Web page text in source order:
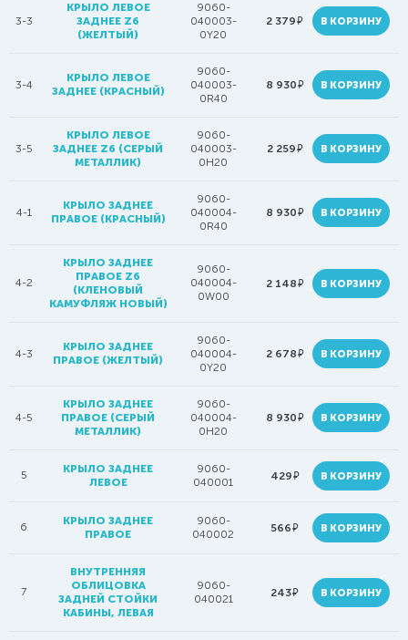
3-3
КРЫЛО ЛЕВОЕ
ЗАДНЕЕ Z6
(ЖЕЛТЫЙ)
9060-
040003-
0Y20
2 379руб. В КОРЗИНУ
3-4
КРЫЛО ЛЕВОЕ
ЗАДНЕЕ (КРАСНЫЙ)
9060-
040003-
0R40
8 930руб. В КОРЗИНУ
3-5
КРЫЛО ЛЕВОЕ
ЗАДНЕЕ Z6 (СЕРЫЙ
МЕТАЛЛИК)
9060-
040003-
0H20
2 259руб. В КОРЗИНУ
4-1
КРЫЛО ЗАДНЕЕ
ПРАВОЕ (КРАСНЫЙ)
9060-
040004-
0R40
8 930руб. В КОРЗИНУ
4-2
КРЫЛО ЗАДНЕЕ
ПРАВОЕ Z6
(КЛЕНОВЫЙ
КАМУФЛЯЖ НОВЫЙ)
9060-
040004-
0W00
2 148руб. В КОРЗИНУ
4-3
КРЫЛО ЗАДНЕЕ
ПРАВОЕ (ЖЕЛТЫЙ)
9060-
040004-
0Y20
2 678руб. В КОРЗИНУ
4-5
КРЫЛО ЗАДНЕЕ
ПРАВОЕ (СЕРЫЙ
МЕТАЛЛИК)
9060-
040004-
0H20
8 930руб. В КОРЗИНУ
5
КРЫЛО ЗАДНЕЕ
ЛЕВОЕ
9060-
040001
429руб. В КОРЗИНУ
6
КРЫЛО ЗАДНЕЕ
ПРАВОЕ
9060-
040002
566руб. В КОРЗИНУ
7
ВНУТРЕННЯЯ
ОБЛИЦОВКА
ЗАДНЕЙ СТОЙКИ
КАБИНЫ, ЛЕВАЯ
9060-
040021
243руб. В КОРЗИНУ